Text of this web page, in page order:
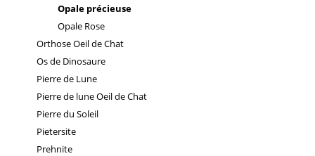
Opale précieuse
Opale Rose
Orthose Oeil de Chat
Os de Dinosaure
Pierre de Lune
Pierre de lune Oeil de Chat
Pierre du Soleil
Pietersite
Prehnite